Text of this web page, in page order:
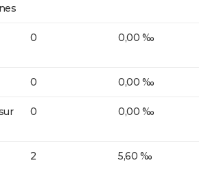
0 0,00 ‰
0 0,00 ‰
0 0,00 ‰
2 5,60 ‰